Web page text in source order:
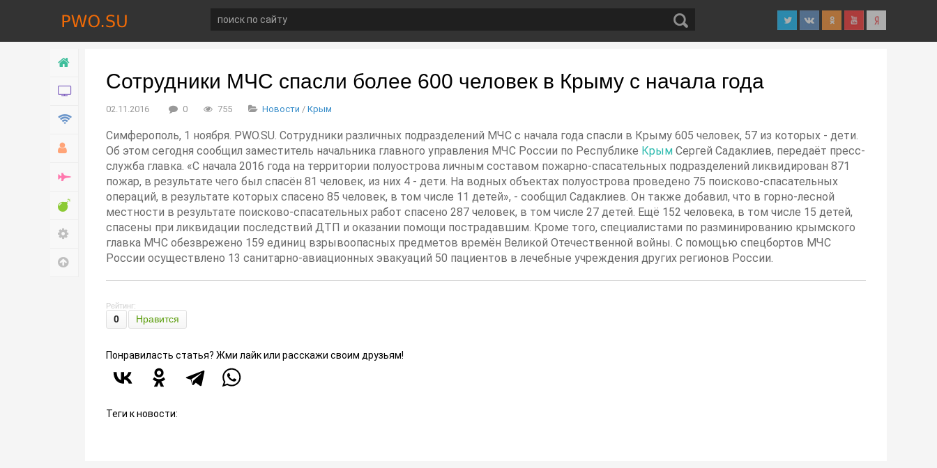
Новости
Хобби
Война
Развлечение
Настройки
Наверх
Сотрудники МЧС спасли более 600 человек в Крыму с начала года
02.11.2016 0 755 Новости / Крым
Симферополь, 1 ноября. PWO.SU. Сотрудники различных подразделений МЧС с начала года спасли в Крыму 605 человек, 57 из которых - дети.
Об этом сегодня сообщил заместитель начальника главного управления МЧС России по Республике Крым Сергей Садаклиев, передаёт пресс-
служба главка. «С начала 2016 года на территории полуострова личным составом пожарно-спасательных подразделений ликвидирован 871
пожар, в результате чего был спасён 81 человек, из них 4 - дети. На водных объектах полуострова проведено 75 поисково-спасательных
операций, в результате которых спасено 85 человек, в том числе 11 детей», - сообщил Садаклиев. Он также добавил, что в горно-лесной
местности в результате поисково-спасательных работ спасено 287 человек, в том числе 27 детей. Ещё 152 человека, в том числе 15 детей,
спасены при ликвидации последствий ДТП и оказании помощи пострадавшим. Кроме того, специалистами по разминированию крымского
главка МЧС обезврежено 159 единиц взрывоопасных предметов времён Великой Отечественной войны. С помощью спецбортов МЧС
России осуществлено 13 санитарно-авиационных эвакуаций 50 пациентов в лечебные учреждения других регионов России.
Рейтинг:
0 Нравится
Понравиласть статья? Жми лайк или расскажи своим друзьям!
Теги к новости: